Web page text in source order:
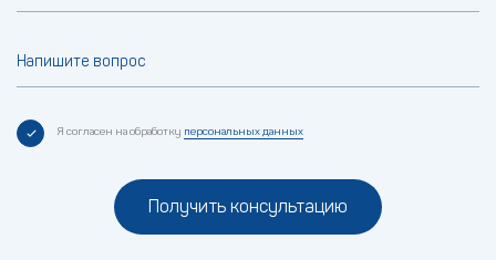
Напишите вопрос
Я согласен на обработку персональных данных
Получить консультацию